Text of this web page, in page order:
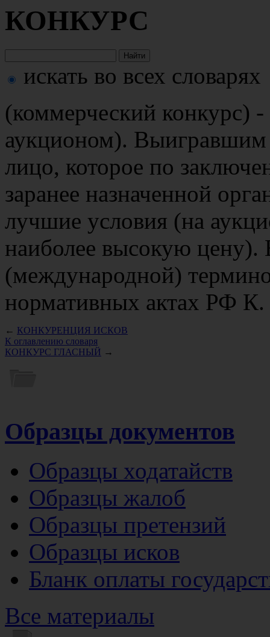
КОНКУРС
искать во всех словарях
(коммерческий конкурс)
аукционом). Выигравшим
лицо, которое по
заранее назначенной
лучшие условия (на
наиболее высокую цену).
(международной)
нормативных актах РФ К.
←
КОНКУРЕНЦИЯ ИСКОВ
К оглавлению словаря
КОНКУРС ГЛАСНЫЙ →
Образцы документов
Образцы ходатайств
Образцы жалоб
Образцы претензий
Образцы исков
Бланк оплаты
Все материалы